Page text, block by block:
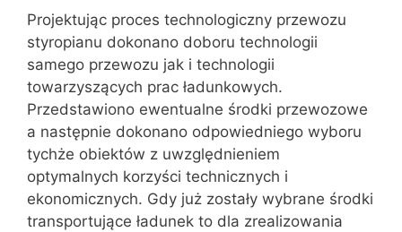
Projektując proces technologiczny przewozu
styropianu dokonano doboru technologii
samego przewozu jak i technologii
towarzyszących prac ładunkowych.
Przedstawiono ewentualne środki przewozowe
a następnie dokonano odpowiedniego wyboru
tychże obiektów z uwzględnieniem
optymalnych korzyści technicznych i
ekonomicznych. Gdy już zostały wybrane środki
transportujące ładunek to dla zrealizowania